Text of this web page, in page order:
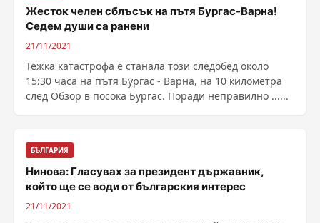
Жесток челен сблъсък на пътя Бургас-Варна!
Седем души са ранени
21/11/2021
Тежка катастрофа е станала този следобед около
15:30 часа на пътя Бургас - Варна, на 10 километра
след Обзор в посока Бургас. Поради неправилно ......
БЪЛГАРИЯ
Нинова: Гласувах за президент държавник,
който ще се води от българския интерес
21/11/2021